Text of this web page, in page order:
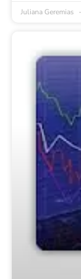
Juliana Geremias